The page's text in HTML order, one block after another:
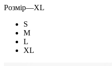
Розмір—XL
S
M
L
XL